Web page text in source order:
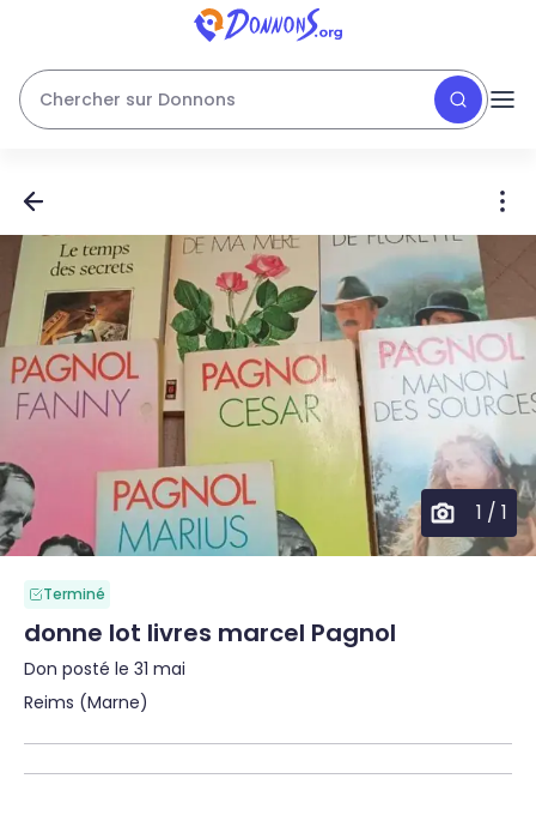
Chercher sur Donnons
1 / 1
Terminé
donne lot livres marcel Pagnol
Don posté le 31 mai
Reims (Marne)